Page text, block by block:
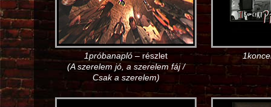
1próbanapló – részlet
(A szerelem jó, a szerelem fáj /
Csak a szerelem)